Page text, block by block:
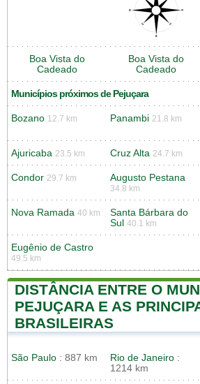
Boa Vista do
Cadeado
Boa Vista do
Cadeado
Municípios próximos de Pejuçara
Bozano 12.7 km Panambi 21.8 km
Ajuricaba 23.5 km Cruz Alta 24.7 km
Condor 29.7 km Augusto Pestana
34.8 km
Nova Ramada 40 km
Santa Bárbara do
Sul 40.1 km
Eugênio de Castro
49.5 km
DISTÂNCIA ENTRE O
PEJUÇARA E AS
BRASILEIRAS
São Paulo : 887 km Rio de Janeiro :
1214 km